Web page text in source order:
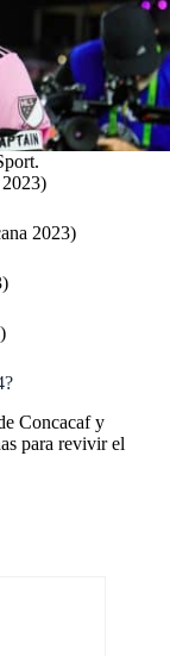
2023)
Concacaf y
para revivir el